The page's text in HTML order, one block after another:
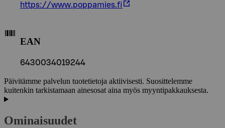
https://www.poppamies.fi
EAN
6430034019244
Päivitämme palvelun tuotetietoja aktiivisesti. Suosittelemme
kuitenkin tarkistamaan ainesosat aina myös myyntipakkauksesta.
Ominaisuudet